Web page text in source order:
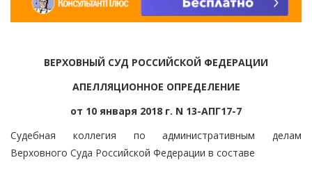
ВЕРХОВНЫЙ СУД РОССИЙСКОЙ ФЕДЕРАЦИИ
АПЕЛЛЯЦИОННОЕ ОПРЕДЕЛЕНИЕ
от 10 января 2018 г. N 13-АПГ17-7
Судебная коллегия по административным делам
Верховного Суда Российской Федерации в составе